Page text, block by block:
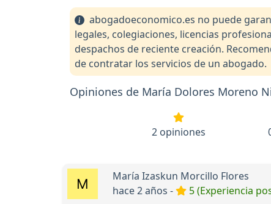
abogadoeconomico.es no puede
legales, colegiaciones, licencias
despachos de reciente creación.
de contratar los servicios de un abogado.
Opiniones de María Dolores Moreno
2 opiniones
María Izaskun Morcillo Flores
hace 2 años -
5 (Experiencia